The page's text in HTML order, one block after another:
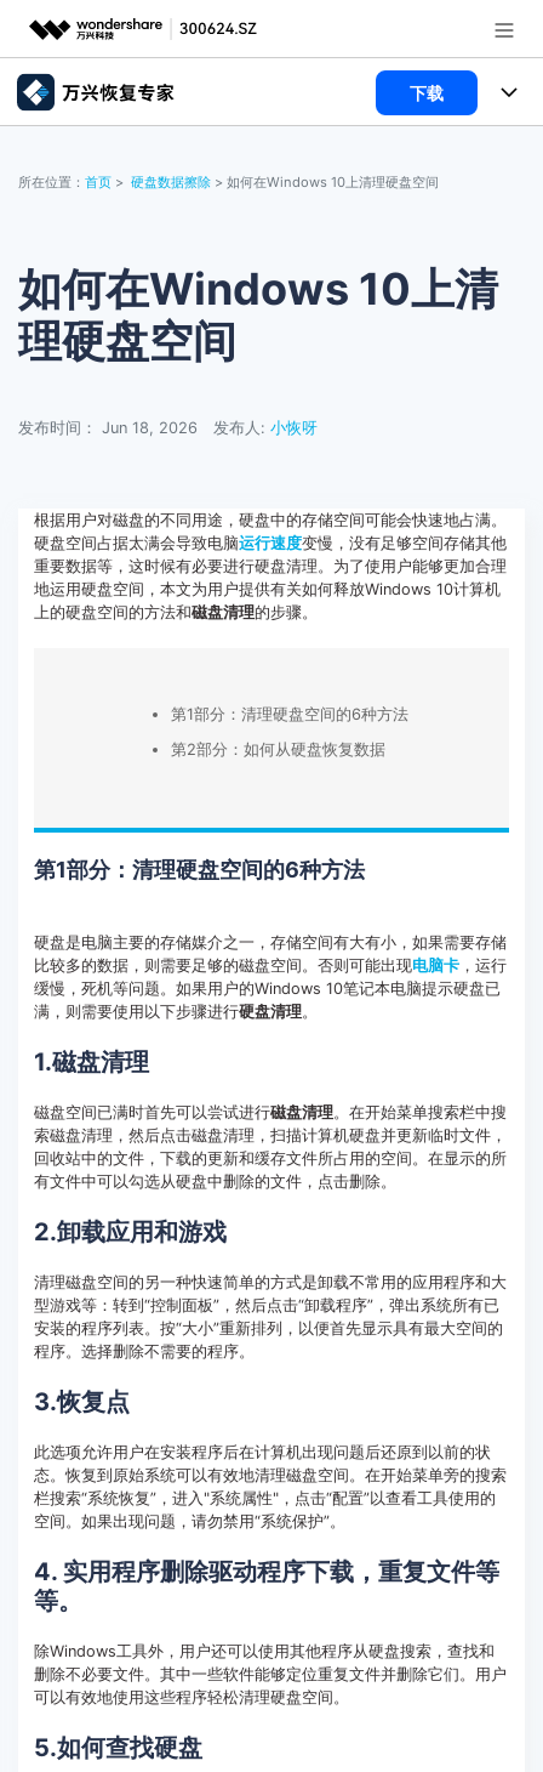
推荐产品
实用工具
关于万兴
客服热线：4000-300624
下载
文件修复
电脑数据恢复
破损文件修复
文章资讯
电脑数据恢复
服务与支持
联系我们
所在位置： 首页 > 硬盘数据擦除 > 如何在Windows 10上清理硬盘空间
如何在Windows 10上清
理硬盘空间
发布时间： Jun 18, 2026 发布人: 小恢呀
根据用户对磁盘的不同用途，硬盘中的存储空间可能会快速地占满。
硬盘空间占据太满会导致电脑运行速度变慢，没有足够空间存储其他
重要数据等，这时候有必要进行硬盘清理。为了使用户能够更加合理
地运用硬盘空间，本文为用户提供有关如何释放Windows 10计算机
上的硬盘空间的方法和磁盘清理的步骤。
第1部分：清理硬盘空间的6种方法
第2部分：如何从硬盘恢复数据
第1部分：清理硬盘空间的6种方法
硬盘是电脑主要的存储媒介之一，存储空间有大有小，如果需要存储
比较多的数据，则需要足够的磁盘空间。否则可能出现电脑卡，运行
缓慢，死机等问题。如果用户的Windows 10笔记本电脑提示硬盘已
满，则需要使用以下步骤进行硬盘清理。
1.磁盘清理
磁盘空间已满时首先可以尝试进行磁盘清理。在开始菜单搜索栏中搜
索磁盘清理，然后点击磁盘清理，扫描计算机硬盘并更新临时文件，
回收站中的文件，下载的更新和缓存文件所占用的空间。在显示的所
有文件中可以勾选从硬盘中删除的文件，点击删除。
2.卸载应用和游戏
清理磁盘空间的另一种快速简单的方式是卸载不常用的应用程序和大
型游戏等：转到“控制面板”，然后点击“卸载程序”，弹出系统所有已
安装的程序列表。按“大小”重新排列，以便首先显示具有最大空间的
程序。选择删除不需要的程序。
3.恢复点
此选项允许用户在安装程序后在计算机出现问题后还原到以前的状
态。恢复到原始系统可以有效地清理磁盘空间。在开始菜单旁的搜索
栏搜索“系统恢复”，进入"系统属性"，点击“配置”以查看工具使用的
空间。如果出现问题，请勿禁用“系统保护”。
4. 实用程序删除驱动程序下载，重复文件等
等。
除Windows工具外，用户还可以使用其他程序从硬盘搜索，查找和
删除不必要文件。其中一些软件能够定位重复文件并删除它们。用户
可以有效地使用这些程序轻松清理硬盘空间。
5.如何查找硬盘